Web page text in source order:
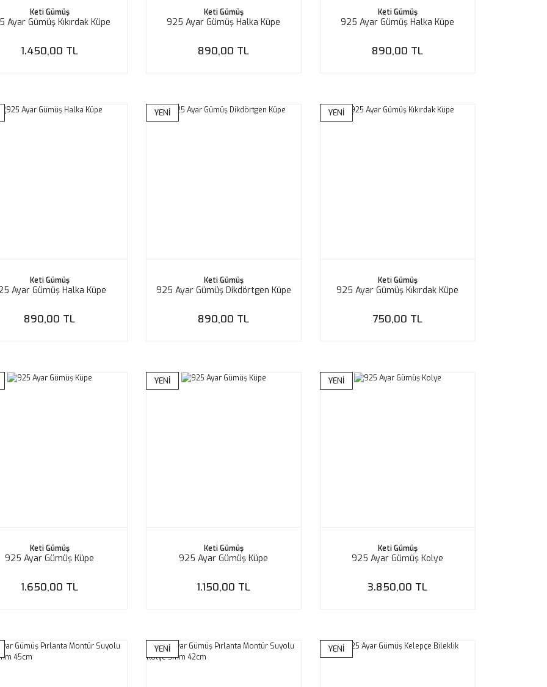
Keti Gümüş
Ayar Gümüş Kıkırdak Küpe
1.450,00 TL
Keti Gümüş
925 Ayar Gümüş Halka Küpe
890,00 TL
Keti Gümüş
925 Ayar Gümüş Halka Küpe
890,00 TL
Keti Gümüş
Ayar Gümüş Halka Küpe
890,00 TL
YENİ
Keti Gümüş
925 Ayar Gümüş Dikdörtgen Küpe
890,00 TL
YENİ
Keti Gümüş
925 Ayar Gümüş Kıkırdak Küpe
750,00 TL
Keti Gümüş
925 Ayar Gümüş Küpe
1.650,00 TL
YENİ
Keti Gümüş
925 Ayar Gümüş Küpe
1.150,00 TL
YENİ
Keti Gümüş
925 Ayar Gümüş Kolye
3.850,00 TL
YENİ YENİ